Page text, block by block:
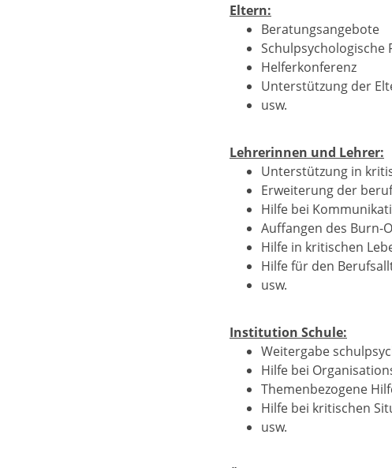
Eltern:
Beratungsangebote
Schulpsychologische
Helferkonferenz
Unterstützung der
usw.
Lehrerinnen und Lehrer:
Unterstützung in
Erweiterung der
Hilfe bei
Auffangen des Burn-
Hilfe in kritischen
Hilfe für den
usw.
Institution Schule:
Weitergabe
Hilfe bei
Themenbezogene
Hilfe bei kritischen
usw.